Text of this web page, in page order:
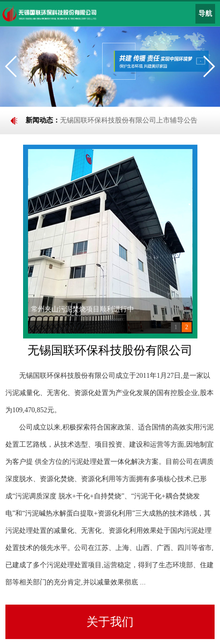
导航
新闻动态：无锡国联环保科技股份有限公司上市辅导公告
常州夹山污泥焚烧项目顺利进行中
1 2
无锡国联环保科技股份有限公司
无锡国联环保科技股份有限公司成立于2011年1月27日,是一家以
污泥减量化、无害化、资源化处置为产业化发展的国有控股企业,股本
为109,470,852元。
公司成立以来,积极探索符合国家政策、适合国情的高效实用污泥
处置工艺路线，从技术选型、项目投资、建设和运营等方面,因地制宜
为客户提 供全方位的污泥处理处置一体化解决方案。目前公司在调质
深度脱水、资源化焚烧、资源化利用等方面拥有多项核心技术,已形
成“污泥调质深度 脱水+干化+自持焚烧”、“污泥干化+耦合焚烧发
电”和“污泥碱热水解蛋白提取+资源化利用”三大成熟的技术路线，其
污泥处理处置的减量化、无害化、资源化利用效果处于国内污泥处理
处置技术的领先水平。公司在江苏、上海、山西、广西、四川等省市,
已建成了多个污泥处理处置项目,运营稳定，得到了生态环境部、住建
部等相关部门的充分肯定,并以减量效果彻底 ...
关于我们